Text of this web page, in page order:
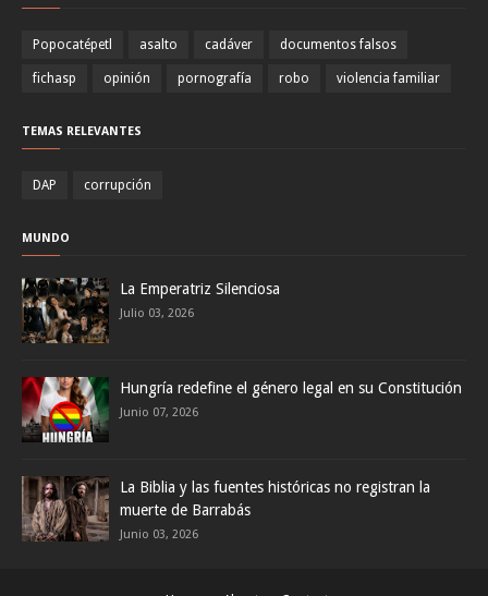
Popocatépetl asalto cadáver documentos falsos
fichasp opinión pornografía robo violencia familiar
TEMAS RELEVANTES
DAP corrupción
MUNDO
La Emperatriz Silenciosa
Julio 03, 2026
Hungría redefine el género legal en su Constitución
Junio 07, 2026
La Biblia y las fuentes históricas no registran la
muerte de Barrabás
Junio 03, 2026